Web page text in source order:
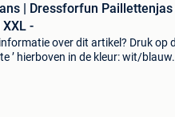
| Dressforfun
-
over dit artikel? Druk op
’ hierboven in de kleur: wit/